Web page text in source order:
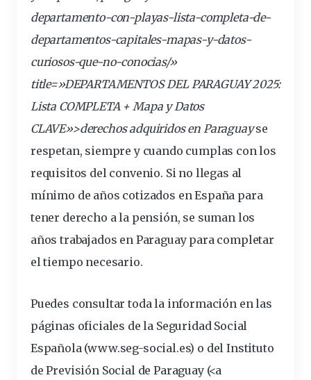
departamento-con-playas-lista-completa-de-
departamentos-capitales-mapas-y-datos-
curiosos-que-no-conocias/»
title=»DEPARTAMENTOS DEL PARAGUAY 2025:
Lista COMPLETA + Mapa y Datos
CLAVE»>derechos adquiridos en Paraguayse
respetan, siempre y cuando cumplas con los
requisitos del convenio. Si no llegas al
mínimo de años cotizados en España para
tener derecho a la pensión, se suman los
años trabajados en Paraguay para completar
el tiempo necesario.
Puedes consultar toda la información en las
páginas oficiales de la Seguridad Social
Española (www.seg-social.es) o del Instituto
de Previsión Social de Paraguay (<a